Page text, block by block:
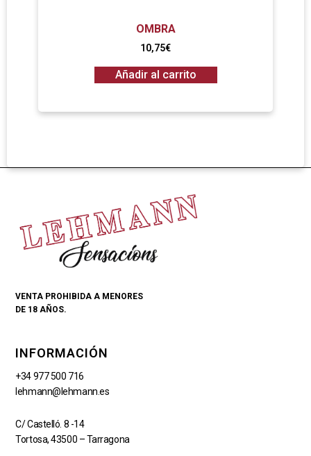
OMBRA
10,75€
Añadir al carrito
VENTA PROHIBIDA A MENORES
DE 18 AÑOS.
INFORMACIÓN
+34 977 500 716
lehmann@lehmann.es
C/ Castelló. 8 -14
Tortosa, 43500 – Tarragona